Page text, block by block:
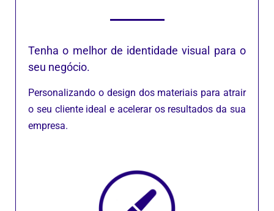
Tenha o melhor de identidade visual para o
seu negócio.
Personalizando o design dos materiais para atrair
o seu cliente ideal e acelerar os resultados da sua
empresa.